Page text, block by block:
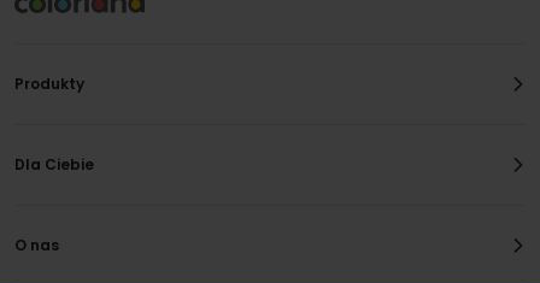
Produkty
Dla Ciebie
O nas